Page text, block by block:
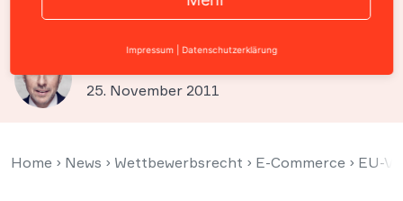
veröffentlicht
25. November 2011
Home › News › Wettbewerbsrecht › E-Commerce › EU-
Impressum Datenschutzerklärung